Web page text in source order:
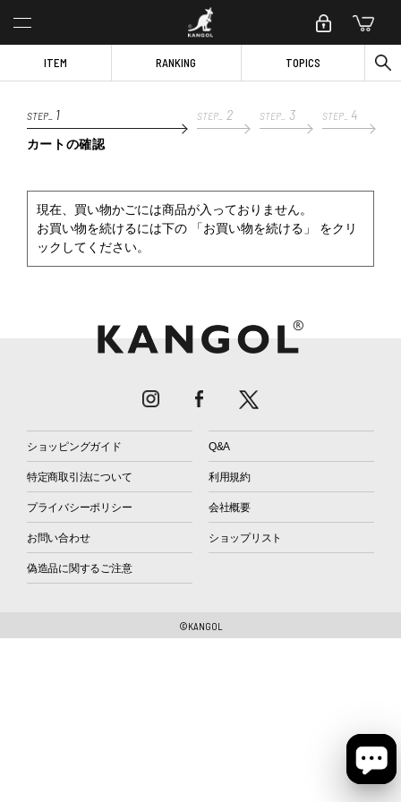
ITEM RANKING TOPICS
STEP_ 1
カートの確認
STEP_ 2 STEP_ 3 STEP_ 4
現在、買い物かごには商品が入っておりません。
お買い物を続けるには下の 「お買い物を続ける」 をクリ
ックしてください。
ショッピングガイド Q&A
特定商取引法について 利用規約
プライバシーポリシー 会社概要
お問い合わせ ショップリスト
偽造品に関するご注意
©KANGOL